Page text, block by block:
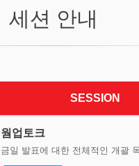
세션 안내
SESSION
웜업토크
금일 발표에 대한 전체적인 개괄